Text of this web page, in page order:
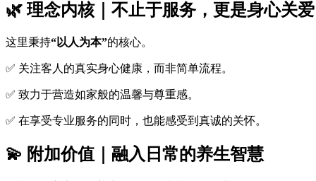
🌿 理念内核｜不止于服务，更是身心关爱
这里秉持“以人为本”的核心。
✅ 关注客人的真实身心健康，而非简单流程。
✅ 致力于营造如家般的温馨与尊重感。
✅ 在享受专业服务的同时，也能感受到真诚的关怀。
💫 附加价值｜融入日常的养生智慧